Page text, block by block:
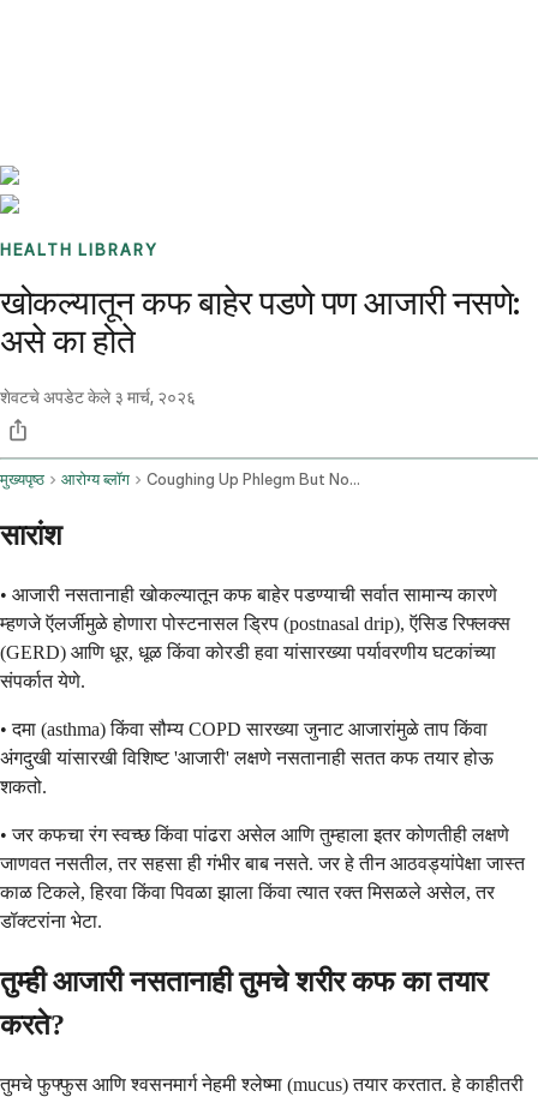
HEALTH LIBRARY
खोकल्यातून कफ बाहेर पडणे पण आजारी नसणे:
असे का होते
शेवटचे अपडेट केले ३ मार्च, २०२६
मुख्यपृष्ठ आरोग्य ब्लॉग Coughing Up Phlegm But Not Sick
सारांश
• आजारी नसतानाही खोकल्यातून कफ बाहेर पडण्याची सर्वात सामान्य कारणे
म्हणजे ऍलर्जीमुळे होणारा पोस्टनासल ड्रिप (postnasal drip), ऍसिड रिफ्लक्स
(GERD) आणि धूर, धूळ किंवा कोरडी हवा यांसारख्या पर्यावरणीय घटकांच्या
संपर्कात येणे.
• दमा (asthma) किंवा सौम्य COPD सारख्या जुनाट आजारांमुळे ताप किंवा
अंगदुखी यांसारखी विशिष्ट 'आजारी' लक्षणे नसतानाही सतत कफ तयार होऊ
शकतो.
• जर कफचा रंग स्वच्छ किंवा पांढरा असेल आणि तुम्हाला इतर कोणतीही लक्षणे
जाणवत नसतील, तर सहसा ही गंभीर बाब नसते. जर हे तीन आठवड्यांपेक्षा जास्त
काळ टिकले, हिरवा किंवा पिवळा झाला किंवा त्यात रक्त मिसळले असेल, तर
डॉक्टरांना भेटा.
तुम्ही आजारी नसतानाही तुमचे शरीर कफ का तयार
करते?
तुमचे फुफ्फुस आणि श्वसनमार्ग नेहमी श्लेष्मा (mucus) तयार करतात. हे काहीतरी